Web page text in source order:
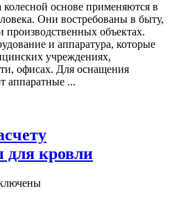
основе применяются в
Они востребованы в быту,
производственных объектах.
и аппаратура, которые
учреждениях,
офисах. Для оснащения
аппаратные ...
для кровли